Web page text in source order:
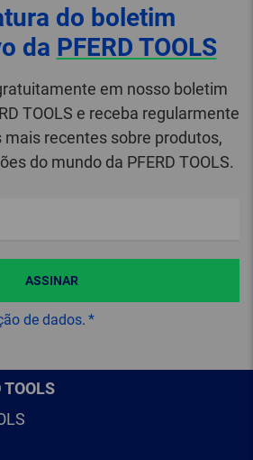
do boletim
da PFERD TOOLS
em nosso boletim
TOOLS e receba regularmente
recentes sobre produtos,
do mundo da PFERD TOOLS.
de dados.
ASSINAR